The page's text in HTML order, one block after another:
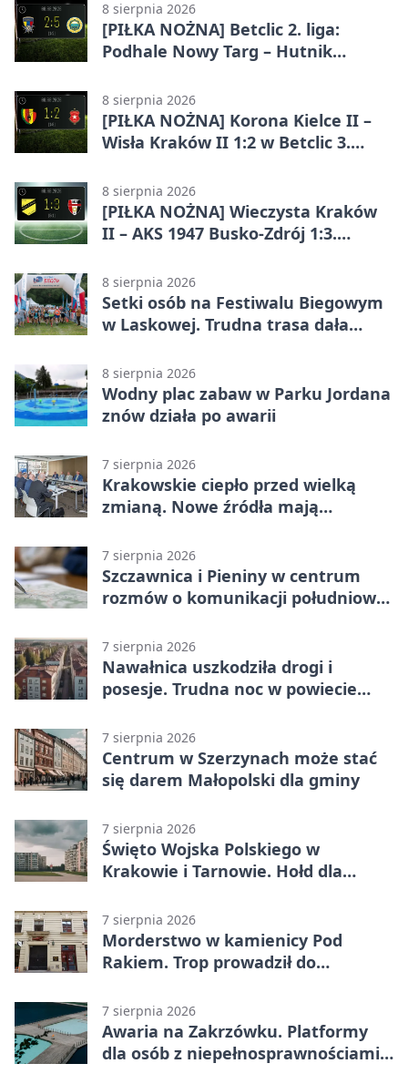
8 sierpnia 2026
[PIŁKA NOŻNA] Betclic 2. liga:
Podhale Nowy Targ – Hutnik
efektownym zwycięstwem
8 sierpnia 2026
[PIŁKA NOŻNA] Korona Kielce II –
Wisła Kraków II 1:2 w Betclic 3.
odwróciła losy meczu
8 sierpnia 2026
[PIŁKA NOŻNA] Wieczysta Kraków
II – AKS 1947 Busko-Zdrój 1:3.
Liga Grupa 4 (Grupa IV)
8 sierpnia 2026
Setki osób na Festiwalu Biegowym
w Laskowej. Trudna trasa dała
8 sierpnia 2026
Wodny plac zabaw w Parku Jordana
znów działa po awarii
7 sierpnia 2026
Krakowskie ciepło przed wielką
zmianą. Nowe źródła mają
7 sierpnia 2026
Szczawnica i Pieniny w centrum
rozmów o komunikacji południowej
7 sierpnia 2026
Nawałnica uszkodziła drogi i
posesje. Trudna noc w powiecie
7 sierpnia 2026
Centrum w Szerzynach może stać
się darem Małopolski dla gminy
7 sierpnia 2026
Święto Wojska Polskiego w
Krakowie i Tarnowie. Hołd dla
7 sierpnia 2026
Morderstwo w kamienicy Pod
Rakiem. Trop prowadził do
7 sierpnia 2026
Awaria na Zakrzówku. Platformy
dla osób z niepełnosprawnościami